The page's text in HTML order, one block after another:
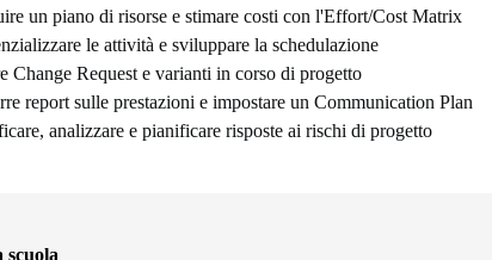
un piano di risorse e stimare costi con l'Effort/Cost Matrix
le attività e sviluppare la schedulazione
Change Request e varianti in corso di progetto
report sulle prestazioni e impostare un Communication Plan
analizzare e pianificare risposte ai rischi di progetto
scuola